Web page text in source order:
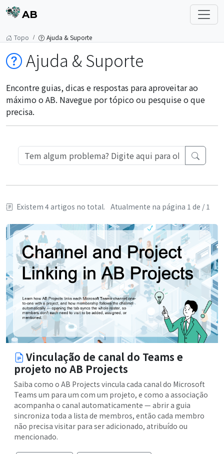
AB
Topo Ajuda & Suporte
Ajuda & Suporte
Encontre guias, dicas e respostas para aproveitar ao
máximo o AB. Navegue por tópico ou pesquise o que
precisa.
Existem 4 artigos no total. Atualmente na página 1 de / 1
Vinculação de canal do Teams e
projeto no AB Projects
Saiba como o AB Projects vincula cada canal do Microsoft
Teams um para um com um projeto, e como a associação
acompanha o canal automaticamente — abrir a guia
sincroniza toda a lista de membros, então cada membro
não precisa visitar para ser adicionado, atribuído ou
mencionado.